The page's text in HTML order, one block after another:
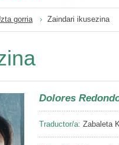
gorria Zaindari ikusezina
Dolores
Traductor/a: Zabaleta